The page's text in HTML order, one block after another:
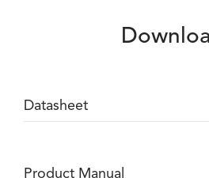
Datasheet
Product Manual